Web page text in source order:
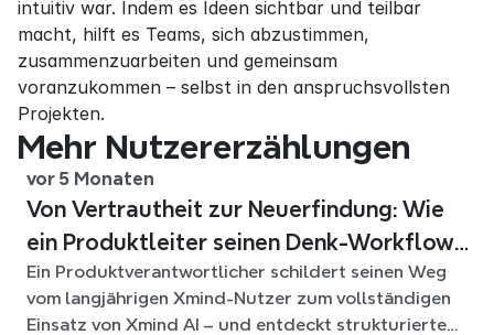
intuitiv war. Indem es Ideen sichtbar und teilbar
macht, hilft es Teams, sich abzustimmen,
zusammenzuarbeiten und gemeinsam
voranzukommen – selbst in den anspruchsvollsten
Projekten.
Mehr Nutzererzählungen
vor 5 Monaten
Von Vertrautheit zur Neuerfindung: Wie
ein Produktleiter seinen Denk-Workflow
mit Xmind AI neu aufgebaut hat
Ein Produktverantwortlicher schildert seinen Weg
vom langjährigen Xmind-Nutzer zum vollständigen
Einsatz von Xmind AI – und entdeckt strukturiertes